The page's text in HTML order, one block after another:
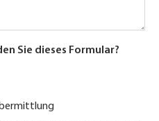
Sie dieses Formular?